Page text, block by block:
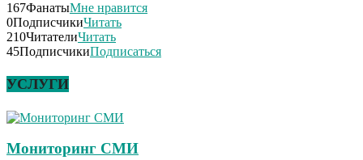
167ФанатыМне нравится
0ПодписчикиЧитать
210ЧитателиЧитать
45ПодписчикиПодписаться
УСЛУГИ
Мониторинг СМИ